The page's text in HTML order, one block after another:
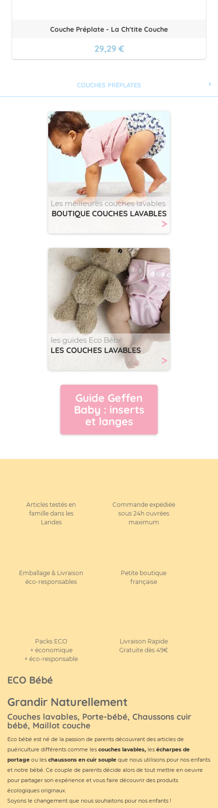
COUCHES PRÉPLATES
Les meilleures couches lavables
BOUTIQUE COUCHES LAVABLES
>
les guides Eco Bébé
LES COUCHES LAVABLES
>
Guide Geffen
Baby : inserts
et langes
Couche Préplate - La Ch'tite Couche
29,29 €
Articles testés en
famille dans les
Landes
Commande expédiée
sous 24h ouvrées
maximum
Emballage & Livraison
éco-responsables
Petite boutique
française
Packs ECO
+ économique
+ éco-responsable
Livraison Rapide
Gratuite dès 49€
ECO Bébé
Grandir Naturellement
Couches lavables, Porte-bébé, Chaussons cuir
bébé, Maillot couche
Eco bébé est né de la passion de parents découvrant des articles de
puériculture différents comme les couches lavables, les écharpes de
portage ou les chaussons en cuir souple que nous utilisons pour nos enfants
et notre bébé. Ce couple de parents décide alors de tout mettre en oeuvre
pour partager son expérience et vous faire découvrir des produits
écologiques originaux.
Soyons le changement que nous souhaitons pour nos enfants !